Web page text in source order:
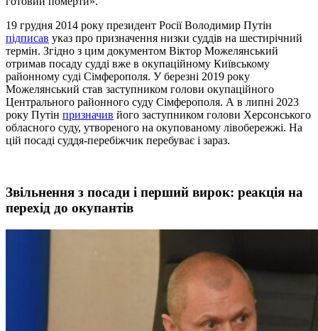
19 грудня 2014 року президент Росії Володимир Путін
підписав указ про призначення низки суддів на шестирічний
термін. Згідно з цим документом Віктор Можелянський
отримав посаду судді вже в окупаційному Київському
районному суді Сімферополя. У березні 2019 року
Можелянський став заступником голови окупаційного
Центрального районного суду Сімферополя. А в липні 2023
року Путін призначив його заступником голови Херсонського
обласного суду, утвореного на окупованому лівобережжі. На
цій посаді суддя-перебіжчик перебуває і зараз.
Звільнення з посади і перший вирок: реакція на
перехід до окупантів